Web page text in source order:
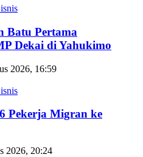
Batu Pertama
Dekai di Yahukimo
2026, 16:59
Pekerja Migran ke
2026, 20:24